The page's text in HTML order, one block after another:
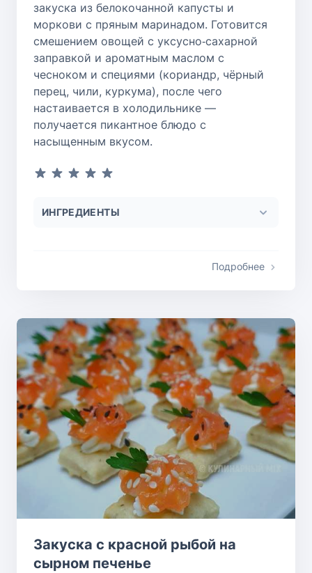
закуска из белокочанной капусты и
моркови с пряным маринадом. Готовится
смешением овощей с уксусно‑сахарной
заправкой и ароматным маслом с
чесноком и специями (кориандр, чёрный
перец, чили, куркума), после чего
настаивается в холодильнике —
получается пикантное блюдо с
насыщенным вкусом.
ИНГРЕДИЕНТЫ
Подробнее
Закуска с красной рыбой на
сырном печенье